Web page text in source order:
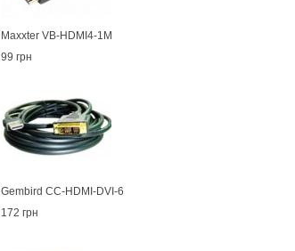
Maxxter VB-HDMI4-1M
99 грн
Gembird CC-HDMI-DVI-6
172 грн